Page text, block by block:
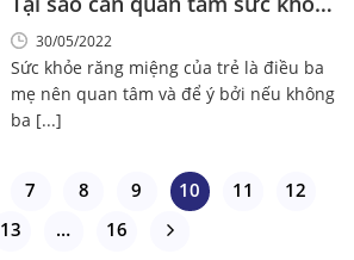
răng miệng
30/05/2022
Sức khỏe răng miệng của trẻ là điều ba
mẹ nên quan tâm và để ý bởi nếu không
ba [...]
7 8 9 10 11
12
13
… 16